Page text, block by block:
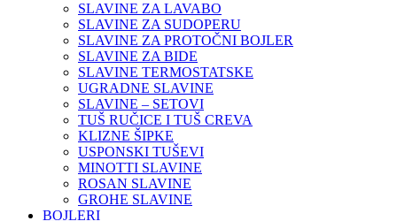
SLAVINE ZA LAVABO
SLAVINE ZA SUDOPERU
SLAVINE ZA PROTOČNI BOJLER
SLAVINE ZA BIDE
SLAVINE TERMOSTATSKE
UGRADNE SLAVINE
SLAVINE – SETOVI
TUŠ RUČICE I TUŠ CREVA
KLIZNE ŠIPKE
USPONSKI TUŠEVI
MINOTTI SLAVINE
ROSAN SLAVINE
GROHE SLAVINE
BOJLERI